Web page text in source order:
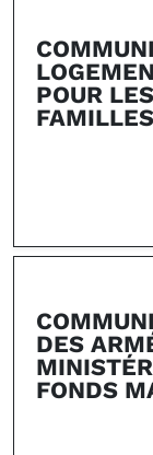
POUR
FAMILLES
DES
FONDS